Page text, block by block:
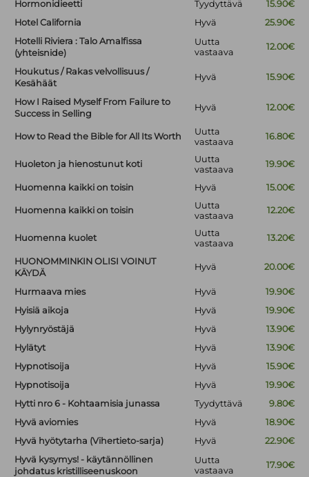
Hormonidieetti Tyydyttävä
15.90€
Hotel California
Hyvä
25.90€
Hotelli Riviera : Talo Amalfissa
(yhteisnide)
Uutta
vastaava
12.00€
Houkutus / Rakas velvollisuus /
Kesähäät
Hyvä 15.90€
How I Raised Myself From Failure to
Success in Selling
Hyvä 12.00€
How to Read the Bible for All Its Worth
Uutta
vastaava
16.80€
Huoleton ja hienostunut koti
Uutta
vastaava
19.90€
Huomenna kaikki on toisin Hyvä 15.00€
Huomenna kaikki on toisin
Uutta
vastaava
12.20€
Huomenna kuolet
Uutta
vastaava
13.20€
HUONOMMINKIN OLISI VOINUT
KÄYDÄ
Hyvä 20.00€
Hurmaava mies Hyvä
19.90€
Hyisiä aikoja
Hyvä
19.90€
Hylynryöstäjä
Hyvä
13.90€
Hylätyt
Hyvä
13.90€
Hypnotisoija
Hyvä
15.90€
Hypnotisoija
Hyvä
19.90€
Hytti nro 6 - Kohtaamisia junassa
Tyydyttävä
9.80€
Hyvä aviomies
Hyvä
18.90€
Hyvä hyötytarha (Vihertieto-sarja)
Hyvä
22.90€
Hyvä kysymys! - käytännöllinen
johdatus kristilliseenuskoon
Uutta
vastaava
17.90€